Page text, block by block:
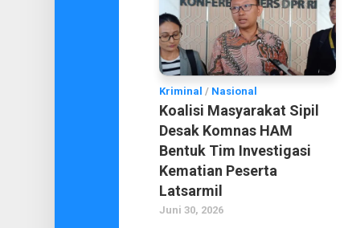
Kriminal / Nasional
Koalisi Masyarakat Sipil
Desak Komnas HAM
Bentuk Tim Investigasi
Kematian Peserta
Latsarmil
Juni 30, 2026